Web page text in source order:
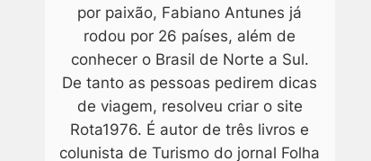
por paixão, Fabiano Antunes já
rodou por 26 países, além de
conhecer o Brasil de Norte a Sul.
De tanto as pessoas pedirem dicas
de viagem, resolveu criar o site
Rota1976. É autor de três livros e
colunista de Turismo do jornal Folha